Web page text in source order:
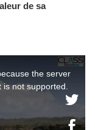
de sa